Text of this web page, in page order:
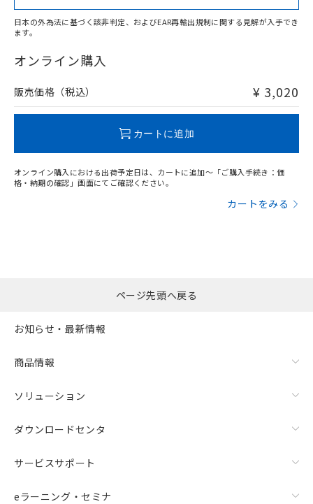
在庫等で未対応品が混在する可能性があります。
問い合わせください。
日本の外為法に基づく該非判定、およびEAR再輸出規制に関する見解が入手でき
ます。
オンライン購入
販売価格（税込） ¥ 3,020
カートに追加
オンライン購入における出荷予定日は、カートに追加～「ご購入手続き：価
格・納期の確認」画面にてご確認ください。
カートをみる
ページ先頭へ戻る
お知らせ・最新情報
商品情報
ソリューション
ダウンロードセンタ
サービスサポート
eラーニング・セミナ